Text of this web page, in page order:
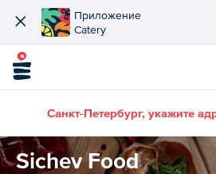
Приложение
Catery
Санкт-Петербург, укажите
Sichev Food